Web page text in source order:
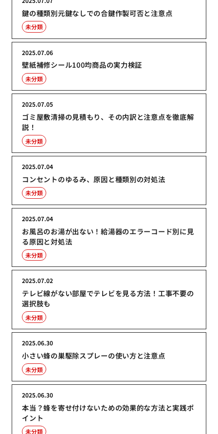
鍵の種類別元鍵なしでの合鍵作製可否と注意点
未分類
壁紙補修シール100均商品の実力検証
2025.07.06
未分類
ゴミ屋敷清掃の見積もり、その内訳と注意点を徹底解
説！
2025.07.05
未分類
コンセントのゆるみ、原因と種類別の対処法
2025.07.04
未分類
お風呂のお湯が出ない！給湯器のエラーコード別に見
る原因と対処法
2025.07.04
未分類
テレビ線がない部屋でテレビを見る方法！工事不要の
選択肢も
2025.07.02
未分類
小さい蜂の巣駆除スプレーの使い方と注意点
2025.06.30
未分類
本当？蜂を寄せ付けないための効果的な方法と実践ポ
イント
2025.06.30
未分類